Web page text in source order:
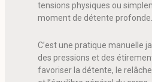
tensions physiques ou
moment de détente profonde.
C’est une pratique manuelle
des pressions et des
favoriser la détente, le